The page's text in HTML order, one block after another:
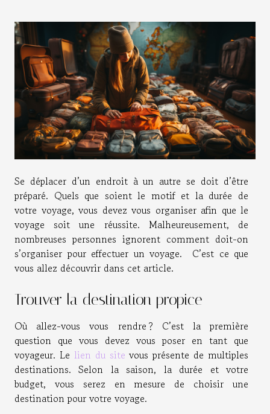
Se déplacer d’un endroit à un autre se doit d’être
préparé. Quels que soient le motif et la durée de
votre voyage, vous devez vous organiser afin que le
voyage soit une réussite. Malheureusement, de
nombreuses personnes ignorent comment doit-on
s’organiser pour effectuer un voyage. C’est ce que
vous allez découvrir dans cet article.
Trouver la destination propice
Où allez-vous vous rendre ? C’est la première
question que vous devez vous poser en tant que
voyageur. Le lien du site vous présente de multiples
destinations. Selon la saison, la durée et votre
budget, vous serez en mesure de choisir une
destination pour votre voyage.